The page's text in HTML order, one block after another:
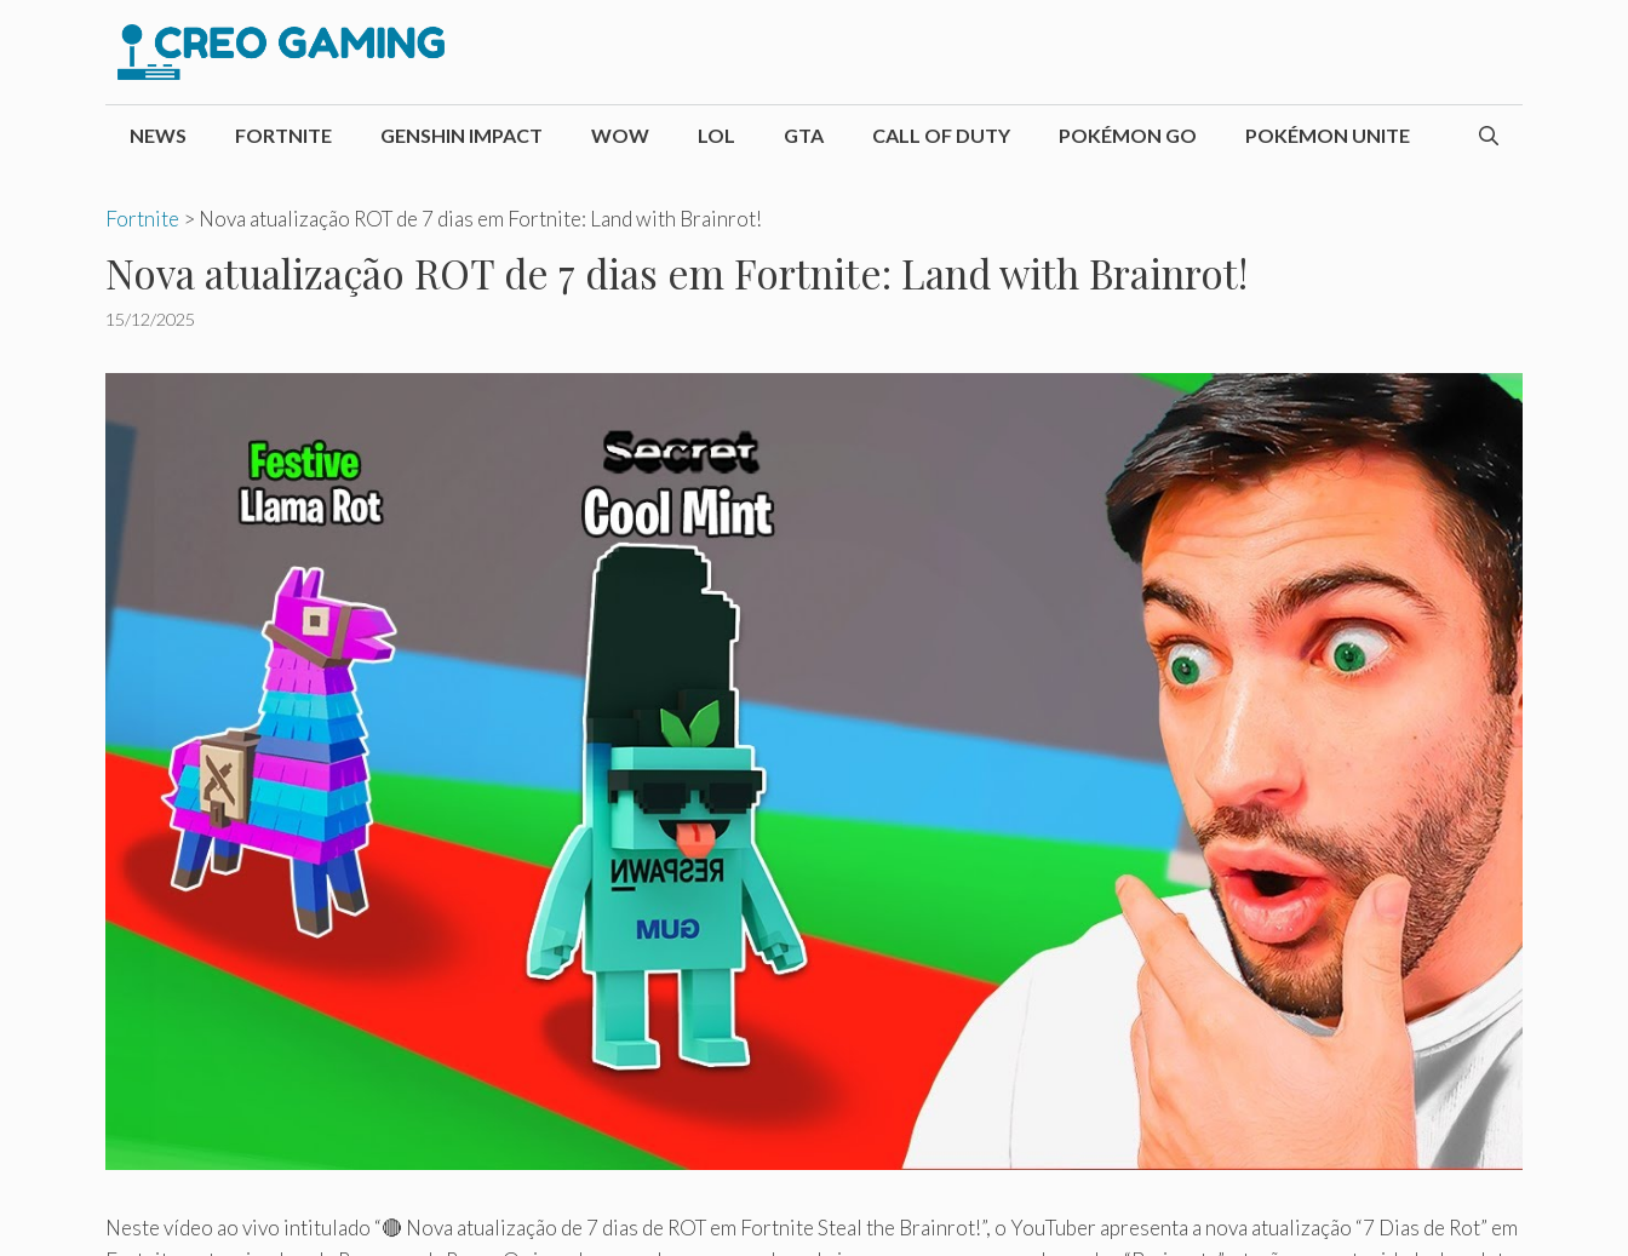
conteúdo
NEWS FORTNITE GENSHIN IMPACT WOW LOL GTA CALL OF DUTY POKÉMON GO POKÉMON UNITE
Fortnite > Nova atualização ROT de 7 dias em Fortnite: Land with Brainrot!
Nova atualização ROT de 7 dias em Fortnite: Land with Brainrot!
15/12/2025
Neste vídeo ao vivo intitulado “🔴 Nova atualização de 7 dias de ROT em Fortnite Steal the Brainrot!”, o YouTuber apresenta a nova atualização “7 Dias de Rot” em